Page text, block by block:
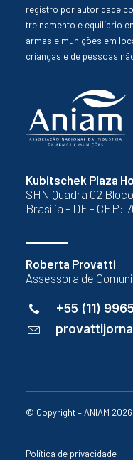
Kubitschek Plaza
SHN Quadra 02 Bloco
Brasília - DF - CEP:
Roberta Provatti
Assessora de
+55 (11)
registro por autoridade
treinamento e equilíbrio
armas e munições em
crianças e de pessoas
© Copyright – ANIAM 2026
Política de privacidade